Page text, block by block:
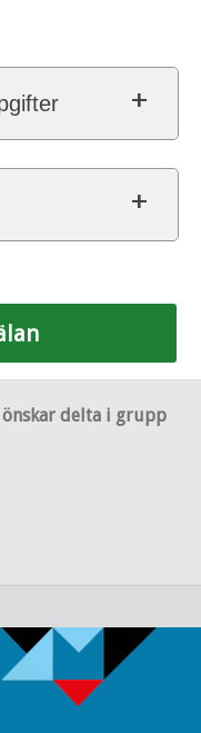
delta i grupp